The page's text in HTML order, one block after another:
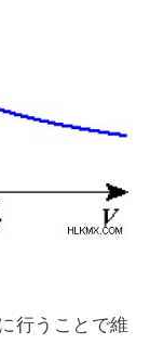
行うことで維